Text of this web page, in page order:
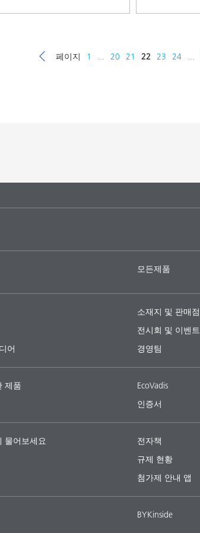
페이지 1 ... 20 21 22 23 24 ...
모든제품
어
소재지 및 판매점
전시회 및 이벤트
경영팀
제품
EcoVadis
인증서
물어보세요
전자책
규제 현황
첨가제 안내 앱
BYKinside